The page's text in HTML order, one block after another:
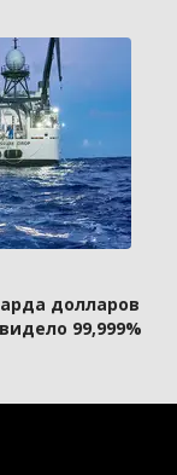
долларов
99,999%